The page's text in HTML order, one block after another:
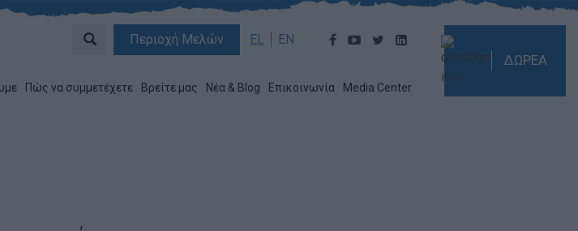
Περιοχή Μελών EL EN
Πώς να συμμετέχετε Βρείτε μας Νέα & Blog Επικοινωνία Media Center
ΔΩΡΕΑ